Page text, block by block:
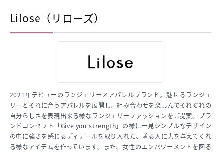
Lilose（リローズ）
2021年デビューのランジェリー×アパレルブランド。魅せるランジェ
リーとそれに合うアパレルを展開し、組み合わせを楽しんでそれぞれの
自分らしさを表現出来る様なランジェリーファッションをご提案。ブラ
ンドコンセプト「Give you strength」の様に一見シンプルなデザイン
の中に強さを感じるディテールを取り入れた、着る人に力を与えてくれ
る様なアイテムを作っています。また、女性のエンパワーメントを図る